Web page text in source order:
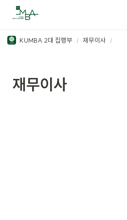
KUMBA 2대 집행부 / 재무이사 /
재무이사